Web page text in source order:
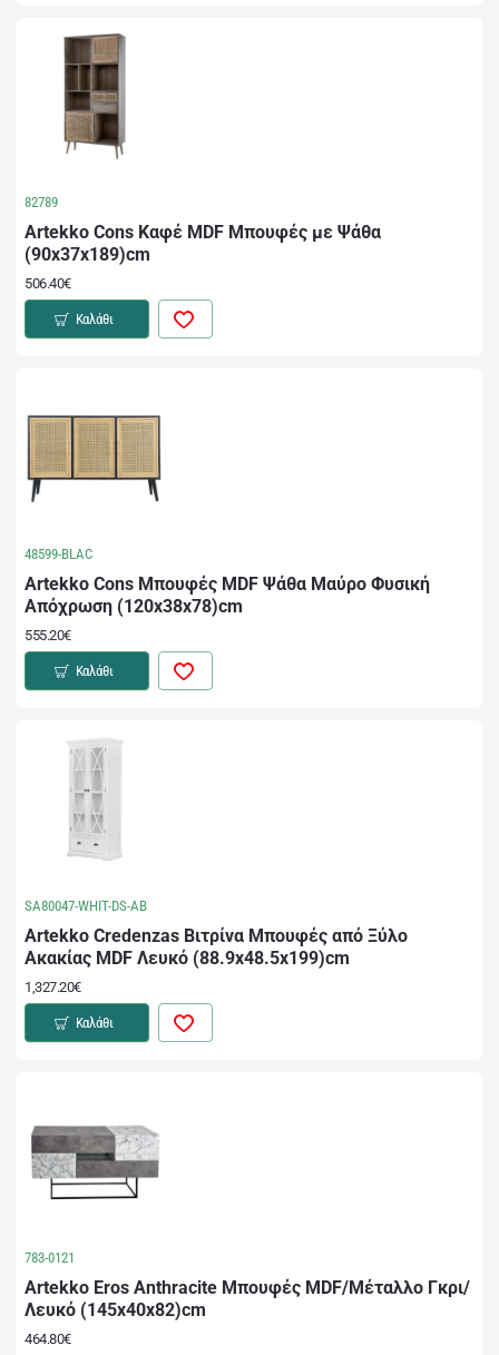
82789
Artekko Cons Καφέ MDF Μπουφές με Ψάθα
(90x37x189)cm
506.40€
Καλάθι
48599-BLAC
Artekko Cons Μπουφές MDF Ψάθα Μαύρο Φυσική
Απόχρωση (120x38x78)cm
555.20€
Καλάθι
SA80047-WHIT-DS-AB
Artekko Credenzas Βιτρίνα Μπουφές από Ξύλο
Ακακίας MDF Λευκό (88.9x48.5x199)cm
1,327.20€
Καλάθι
783-0121
Artekko Eros Anthracite Μπουφές MDF/Μέταλλο Γκρι/
Λευκό (145x40x82)cm
464.80€